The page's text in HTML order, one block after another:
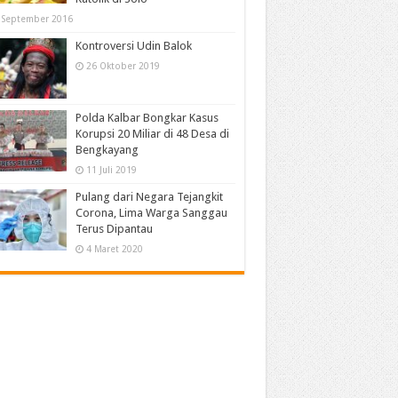
2016
Kontroversi Udin Balok
26 Oktober 2019
Polda Kalbar Bongkar Kasus
Korupsi 20 Miliar di 48 Desa di
Bengkayang
11 Juli 2019
Pulang dari Negara Tejangkit
Corona, Lima Warga Sanggau
Terus Dipantau
4 Maret 2020